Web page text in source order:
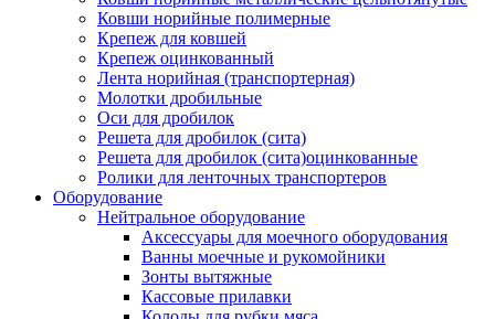
Ковши норийные полимерные
Крепеж для ковшей
Крепеж оцинкованный
Лента норийная (транспортерная)
Молотки дробильные
Оси для дробилок
Решета для дробилок (сита)
Решета для дробилок (сита)оцинкованные
Ролики для ленточных транспортеров
Оборудование
Нейтральное оборудование
Аксессуары для моечного оборудования
Ванны моечные и рукомойники
Зонты вытяжные
Кассовые прилавки